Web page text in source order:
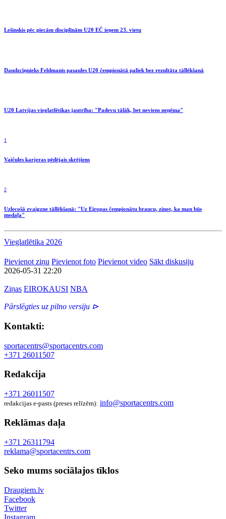
Lešinskis pēc piecām disciplīnām U20 EČ ieņem 23. vietu
Daudzcīņnieks Feldmanis pasaules U20 čempionātā paliek bez rezultāta tāllēkšanā
U20 Latvijas vieglatlētikas jautrība: "Padevu tālāk, bet neviens neņēma"
1
Vaičules karjeras pēdējais skrējiens
2
Uzlecošā zvaigzne tāllēkšanā: "Uz Eiropas čempionātu braucu, zinot, ka man būs
medaļa"
Vieglatlētika 2026
Pievienot ziņu Pievienot foto Pievienot video Sākt diskusiju
2026-05-31 22:20
Ziņas EIROKAUSI NBA
Pārslēgties uz pilno versiju ⊳
Kontakti:
sportacentrs@sportacentrs.com
+371 26011507
Redakcija
+371 26011507
redakcijas e-pasts (preses relīzēm): info@sportacentrs.com
Reklāmas daļa
+371 26311794
reklama@sportacentrs.com
Seko mums sociālajos tīklos
Draugiem.lv
Facebook
Twitter
Instagram